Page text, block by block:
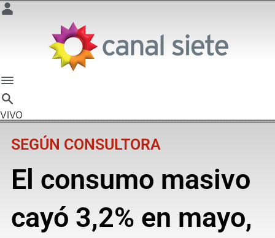
VIVO
SEGÚN CONSULTORA
El consumo masivo
cayó 3,2% en mayo,